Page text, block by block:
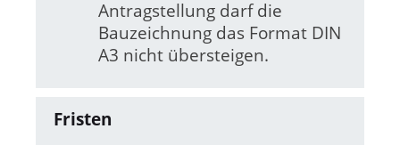
Antragstellung darf die
Bauzeichnung das Format DIN
A3 nicht übersteigen.
Fristen